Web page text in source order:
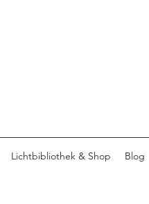
Lichtbibliothek & Shop Blog